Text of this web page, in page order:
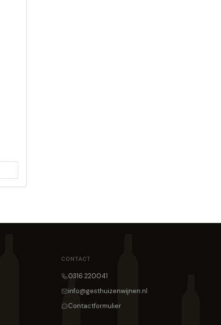
CONTACT
0316 220041
info@gesthuizenwijnen.nl
Contactformulier